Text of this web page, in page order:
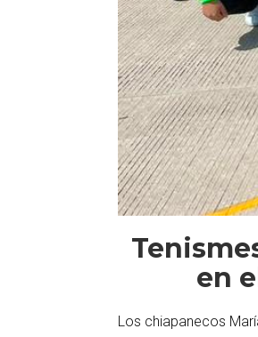
en
Los chiapanecos